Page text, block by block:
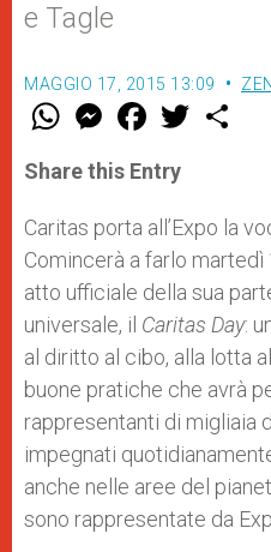
e Tagle
MAGGIO 17, 2015 13:09
W
t
s
p
p
M
e
s
e
g
e
r
F
a
e
b
o
k
w
r
Share this Entry
Caritas porta all’Expo la
Comincerà a farlo
atto ufficiale della sua
universale, il Caritas Day:
al diritto al cibo, alla lotta
buone pratiche che avrà
rappresentanti di migliaia
impegnati
anche nelle aree del
sono rappresentate da